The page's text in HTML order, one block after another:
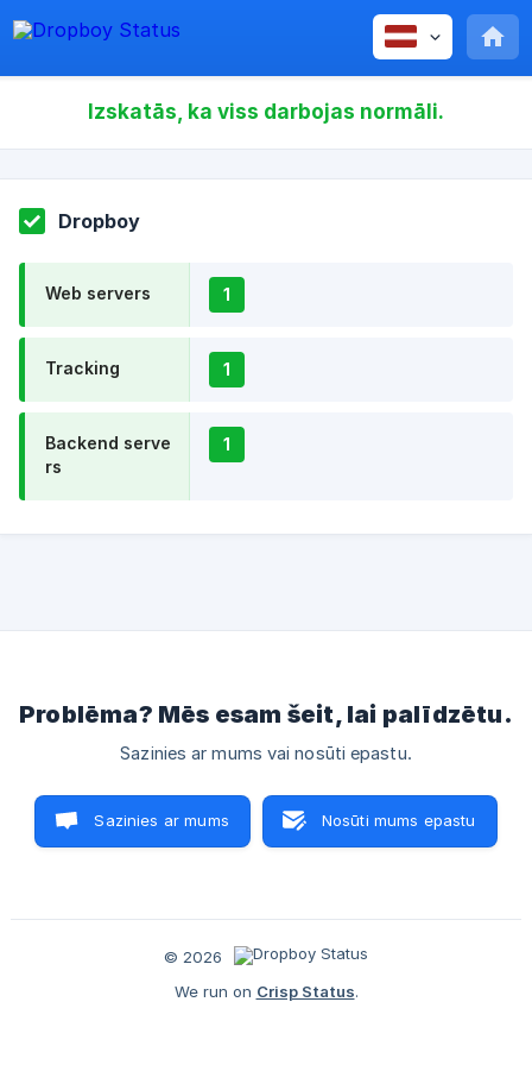
Izskatās, ka viss darbojas normāli.
Dropboy
Web servers 1
Tracking 1
Backend serve
rs
1
Problēma? Mēs esam šeit, lai palīdzētu.
Sazinies ar mums vai nosūti epastu.
Sazinies ar mums Nosūti mums epastu
© 2026
We run on Crisp Status.